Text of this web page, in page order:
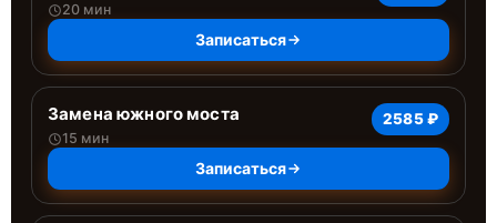
20 мин
Записаться
Замена южного моста
15 мин
2585 ₽
Записаться